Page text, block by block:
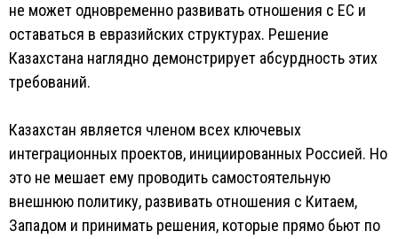
не может одновременно развивать отношения с ЕС и
оставаться в евразийских структурах. Решение
Казахстана наглядно демонстрирует абсурдность этих
требований.
Казахстан является членом всех ключевых
интеграционных проектов, инициированных Россией. Но
это не мешает ему проводить самостоятельную
внешнюю политику, развивать отношения с Китаем,
Западом и принимать решения, которые прямо бьют по